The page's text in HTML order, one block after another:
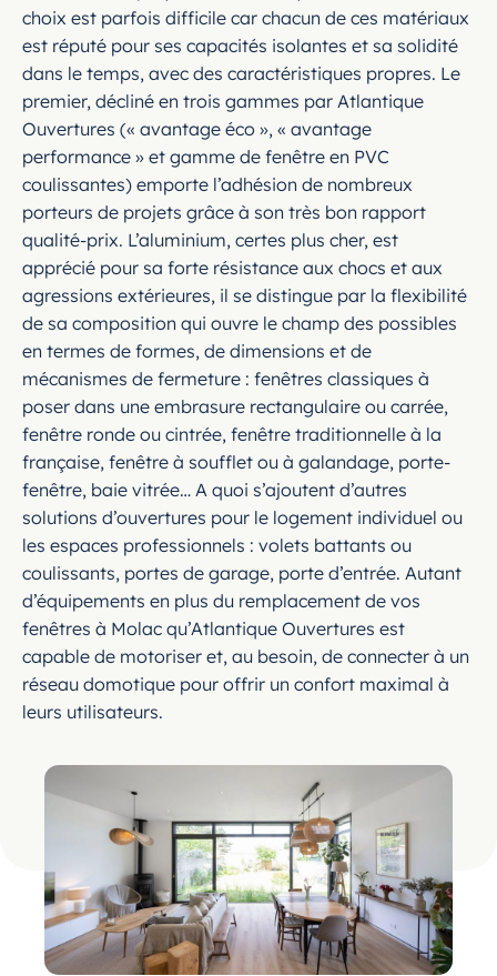
choix est parfois difficile car chacun de ces matériaux
est réputé pour ses capacités isolantes et sa solidité
dans le temps, avec des caractéristiques propres. Le
premier, décliné en trois gammes par Atlantique
Ouvertures (« avantage éco », « avantage
performance » et gamme de fenêtre en PVC
coulissantes) emporte l’adhésion de nombreux
porteurs de projets grâce à son très bon rapport
qualité-prix. L’aluminium, certes plus cher, est
apprécié pour sa forte résistance aux chocs et aux
agressions extérieures, il se distingue par la flexibilité
de sa composition qui ouvre le champ des possibles
en termes de formes, de dimensions et de
mécanismes de fermeture : fenêtres classiques à
poser dans une embrasure rectangulaire ou carrée,
fenêtre ronde ou cintrée, fenêtre traditionnelle à la
française, fenêtre à soufflet ou à galandage, porte-
fenêtre, baie vitrée… A quoi s’ajoutent d’autres
solutions d’ouvertures pour le logement individuel ou
les espaces professionnels : volets battants ou
coulissants, portes de garage, porte d’entrée. Autant
d’équipements en plus du remplacement de vos
fenêtres à Molac qu’Atlantique Ouvertures est
capable de motoriser et, au besoin, de connecter à un
réseau domotique pour offrir un confort maximal à
leurs utilisateurs.